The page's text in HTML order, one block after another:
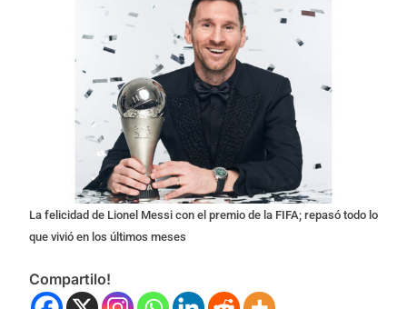
La felicidad de Lionel Messi con el premio de la FIFA; repasó todo lo
que vivió en los últimos meses
Compartilo!